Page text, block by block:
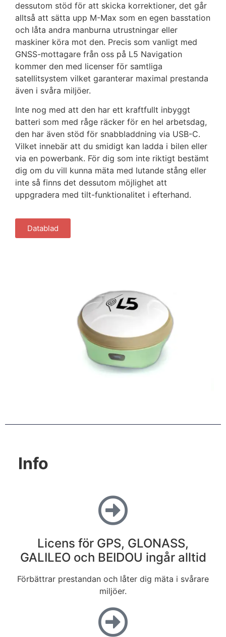
dessutom stöd för att skicka korrektioner, det går
alltså att sätta upp M-Max som en egen basstation
och låta andra manburna utrustningar eller
maskiner köra mot den. Precis som vanligt med
GNSS-mottagare från oss på L5 Navigation
kommer den med licenser för samtliga
satellitsystem vilket garanterar maximal prestanda
även i svåra miljöer.
Inte nog med att den har ett kraftfullt inbyggt
batteri som med råge räcker för en hel arbetsdag,
den har även stöd för snabbladdning via USB-C.
Vilket innebär att du smidigt kan ladda i bilen eller
via en powerbank. För dig som inte riktigt bestämt
dig om du vill kunna mäta med lutande stång eller
inte så finns det dessutom möjlighet att
uppgradera med tilt-funktionalitet i efterhand.
Datablad
Info
Licens för GPS, GLONASS,
GALILEO och BEIDOU ingår alltid
Förbättrar prestandan och låter dig mäta i svårare
miljöer.